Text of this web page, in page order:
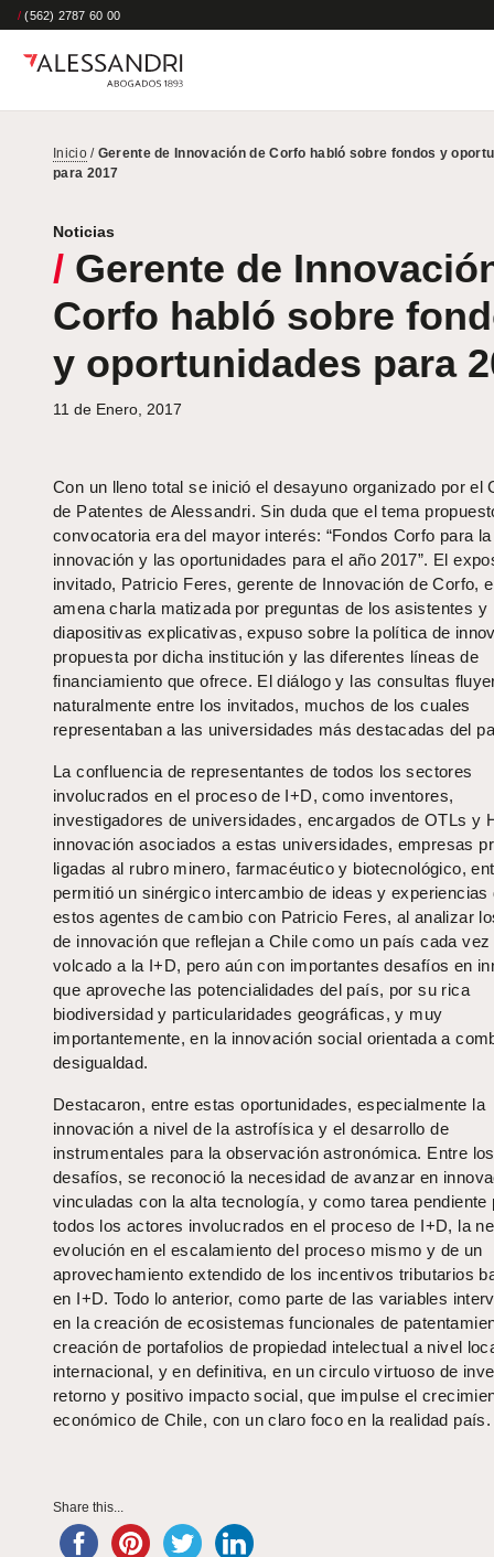
/ (562) 2787 60 00
Inicio/ Gerente de Innovación de Corfo habló sobre fondos y
para 2017
Noticias
/ Gerente de
Corfo habló sobre
y oportunidades para
11 de Enero, 2017
Con un lleno total se inició el desayuno organizado por el
de Patentes de Alessandri. Sin duda que el tema
convocatoria era del mayor interés: “Fondos Corfo para la
innovación y las oportunidades para el año 2017”. El
invitado, Patricio Feres, gerente de Innovación de Corfo,
amena charla matizada por preguntas de los asistentes y
diapositivas explicativas, expuso sobre la política de
propuesta por dicha institución y las diferentes líneas de
financiamiento que ofrece. El diálogo y las consultas
naturalmente entre los invitados, muchos de los cuales
representaban a las universidades más destacadas del
La confluencia de representantes de todos los sectores
involucrados en el proceso de I+D, como inventores,
investigadores de universidades, encargados de OTLs y
innovación asociados a estas universidades, empresas
ligadas al rubro minero, farmacéutico y biotecnológico,
permitió un sinérgico intercambio de ideas y experiencias
estos agentes de cambio con Patricio Feres, al analizar
de innovación que reflejan a Chile como un país cada
volcado a la I+D, pero aún con importantes desafíos en
que aproveche las potencialidades del país, por su rica
biodiversidad y particularidades geográficas, y muy
importantemente, en la innovación social orientada a
desigualdad.
Destacaron, entre estas oportunidades, especialmente la
innovación a nivel de la astrofísica y el desarrollo de
instrumentales para la observación astronómica. Entre los
desafíos, se reconoció la necesidad de avanzar en
vinculadas con la alta tecnología, y como tarea pendiente
todos los actores involucrados en el proceso de I+D, la
evolución en el escalamiento del proceso mismo y de un
aprovechamiento extendido de los incentivos tributarios
en I+D. Todo lo anterior, como parte de las variables
en la creación de ecosistemas funcionales de
creación de portafolios de propiedad intelectual a nivel
internacional, y en definitiva, en un circulo virtuoso de
retorno y positivo impacto social, que impulse el
económico de Chile, con un claro foco en la realidad país.
Share this...